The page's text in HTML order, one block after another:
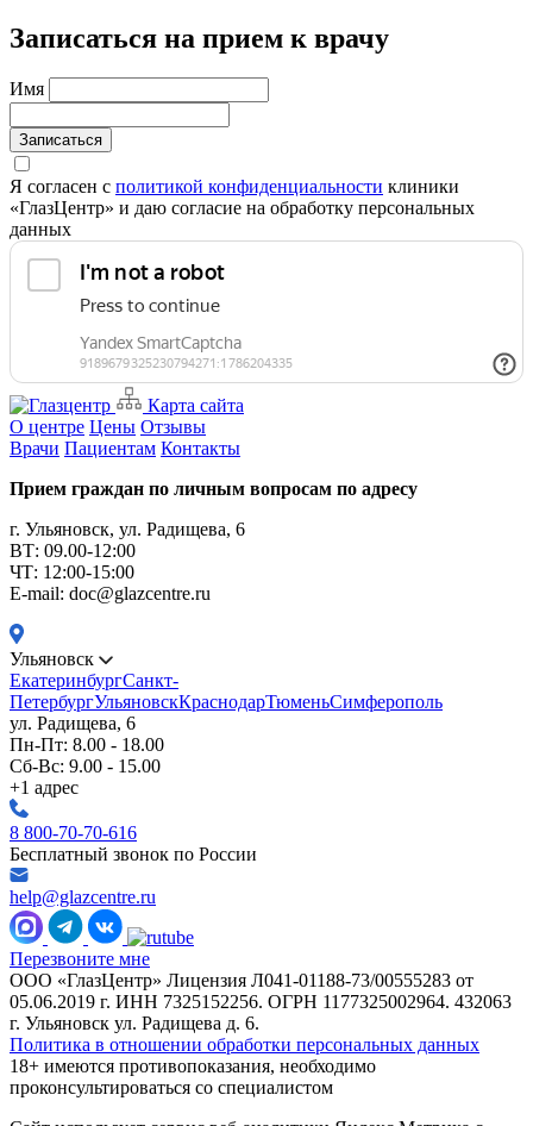
Записаться на прием к врачу
Имя
Записаться
Я согласен с политикой конфиденциальности клиники
«ГлазЦентр» и даю согласие на обработку персональных
данных
Карта сайта
О центре Цены Отзывы
Врачи Пациентам Контакты
Прием граждан по личным вопросам по адресу
г. Ульяновск, ул. Радищева, 6
ВТ: 09.00-12:00
ЧТ: 12:00-15:00
E-mail: doc@glazcentre.ru
Ульяновск
ЕкатеринбургСанкт-
ПетербургУльяновскКраснодарТюменьСимферополь
ул. Радищева, 6
Пн-Пт: 8.00 - 18.00
Сб-Вс: 9.00 - 15.00
+1 адрес
8 800-70-70-616
Бесплатный звонок по России
help@glazcentre.ru
Перезвоните мне
ООО «ГлазЦентр» Лицензия Л041-01188-73/00555283 от
05.06.2019 г. ИНН 7325152256. ОГРН 1177325002964. 432063
г. Ульяновск ул. Радищева д. 6.
Политика в отношении обработки персональных данных
18+ имеются противопоказания, необходимо
проконсультироваться со специалистом